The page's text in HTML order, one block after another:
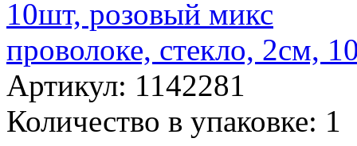
проволоке, стекло, 2см,
Артикул: 1142281
Количество в упаковке: 1